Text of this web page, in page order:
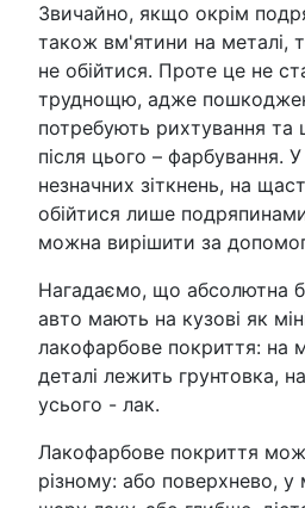
Звичайно, якщо окрім
також вм'ятини на металі,
не обійтися. Проте це не
труднощю, адже
потребують рихтування та
після цього – фарбування.
незначних зіткнень, на
обійтися лише
можна вирішити за
Нагадаємо, що абсолютна
авто мають на кузові як
лакофарбове покриття: на
деталі лежить грунтовка,
усього - лак.
Лакофарбове покриття
різному: або поверхнево,